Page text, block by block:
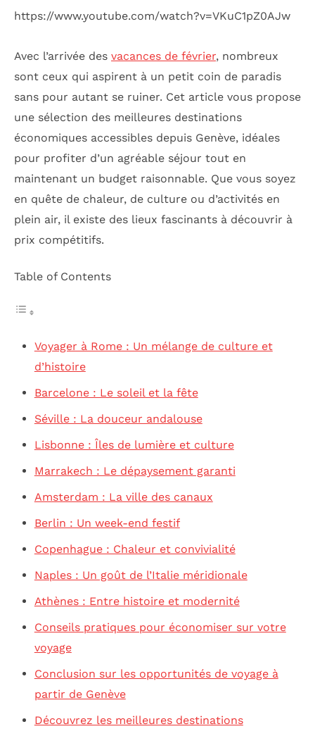
https://www.youtube.com/watch?v=VKuC1pZ0AJw
Avec l’arrivée des vacances de février, nombreux
sont ceux qui aspirent à un petit coin de paradis
sans pour autant se ruiner. Cet article vous propose
une sélection des meilleures destinations
économiques accessibles depuis Genève, idéales
pour profiter d’un agréable séjour tout en
maintenant un budget raisonnable. Que vous soyez
en quête de chaleur, de culture ou d’activités en
plein air, il existe des lieux fascinants à découvrir à
prix compétitifs.
Table of Contents
Voyager à Rome : Un mélange de culture et
d’histoire
Barcelone : Le soleil et la fête
Séville : La douceur andalouse
Lisbonne : Îles de lumière et culture
Marrakech : Le dépaysement garanti
Amsterdam : La ville des canaux
Berlin : Un week-end festif
Copenhague : Chaleur et convivialité
Naples : Un goût de l’Italie méridionale
Athènes : Entre histoire et modernité
Conseils pratiques pour économiser sur votre
voyage
Conclusion sur les opportunités de voyage à
partir de Genève
Découvrez les meilleures destinations